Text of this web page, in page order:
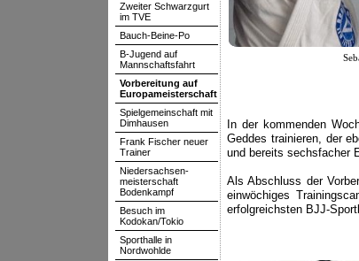
In der kommenden
Geddes trainieren, der
und bereits sechsfacher
Als Abschluss der
einwöchiges
erfolgreichsten BJJ-
Zweiter Schwarzgurt
im TVE
Bauch-Beine-Po
B-Jugend auf
Mannschaftsfahrt
Vorbereitung auf
Europameisterschaft
Spielgemeinschaft mit
Dimhausen
Frank Fischer neuer
Trainer
Niedersachsen-
meisterschaft
Bodenkampf
Besuch im
Kodokan/Tokio
Sporthalle in
Nordwohlde